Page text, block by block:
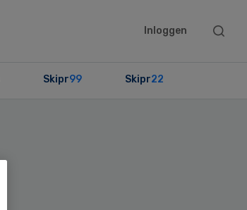
Inloggen
Search
Skipr99 Skipr22